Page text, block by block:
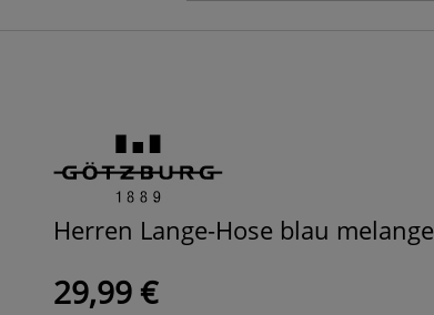
Herren Lange-Hose blau melange
29,99 €